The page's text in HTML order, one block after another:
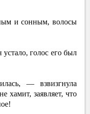
и сонным, волосы
голос его был
— взвизгнула
хамит, заявляет, что